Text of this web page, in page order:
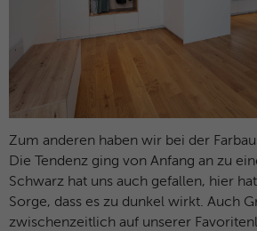
Zum anderen haben wir bei der
Die Tendenz ging von Anfang an zu
Schwarz hat uns auch gefallen, hier
Sorge, dass es zu dunkel wirkt. Auch
zwischenzeitlich auf unserer